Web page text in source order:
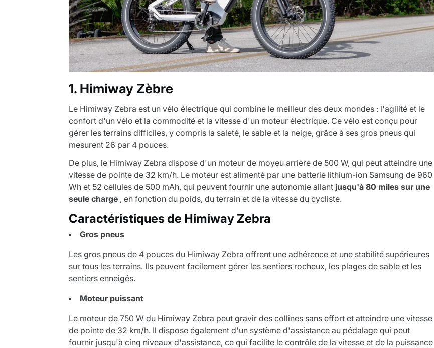
1. Himiway Zèbre
Le Himiway Zebra est un vélo électrique qui combine le meilleur des deux mondes : l'agilité et le
confort d'un vélo et la commodité et la vitesse d'un moteur électrique. Ce vélo est conçu pour
gérer les terrains difficiles, y compris la saleté, le sable et la neige, grâce à ses gros pneus qui
mesurent 26 par 4 pouces.
De plus, le Himiway Zebra dispose d'un moteur de moyeu arrière de 500 W, qui peut atteindre une
vitesse de pointe de 32 km/h. Le moteur est alimenté par une batterie lithium-ion Samsung de 960
Wh et 52 cellules de 500 mAh, qui peuvent fournir une autonomie allant jusqu'à 80 miles sur une
seule charge , en fonction du poids, du terrain et de la vitesse du cycliste.
Caractéristiques de Himiway Zebra
Gros pneus
Les gros pneus de 4 pouces du Himiway Zebra offrent une adhérence et une stabilité supérieures
sur tous les terrains. Ils peuvent facilement gérer les sentiers rocheux, les plages de sable et les
sentiers enneigés.
Moteur puissant
Le moteur de 750 W du Himiway Zebra peut gravir des collines sans effort et atteindre une vitesse
de pointe de 32 km/h. Il dispose également d'un système d'assistance au pédalage qui peut
fournir jusqu'à cinq niveaux d'assistance, ce qui facilite le contrôle de la vitesse et de la puissance